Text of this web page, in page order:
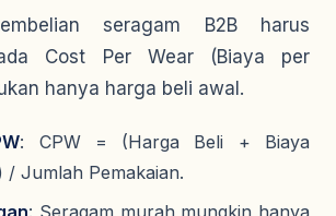
seragam B2B harus
Cost Per Wear(Biaya per
hanya harga beli awal.
: CPW = (Harga Beli + Biaya
/ Jumlah Pemakaian.
: Seragam murah mungkin hanya